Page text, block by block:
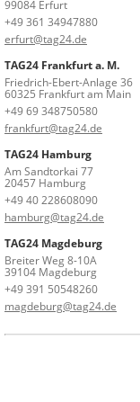
99084 Erfurt
+49 361 34947880
erfurt@tag24.de
TAG24 Frankfurt a. M.
Friedrich-Ebert-Anlage 36
60325 Frankfurt am Main
+49 69 348750580
frankfurt@tag24.de
TAG24 Hamburg
Am Sandtorkai 77
20457 Hamburg
+49 40 228608090
hamburg@tag24.de
TAG24 Magdeburg
Breiter Weg 8-10A
39104 Magdeburg
+49 391 50548260
magdeburg@tag24.de